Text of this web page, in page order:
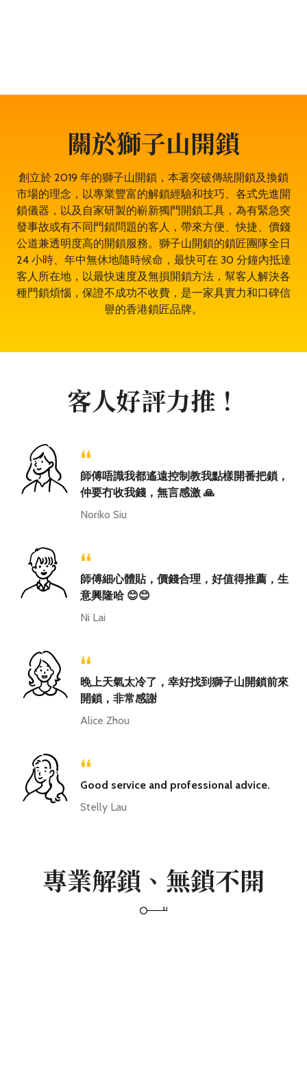
關於獅子山開鎖
創立於 2019 年的獅子山開鎖，本著突破傳統開鎖及換鎖
市場的理念，以專業豐富的解鎖經驗和技巧、各式先進開
鎖儀器，以及自家研製的嶄新獨門開鎖工具，為有緊急突
發事故或有不同門鎖問題的客人，帶來方便、快捷、價錢
公道兼透明度高的開鎖服務。獅子山開鎖的鎖匠團隊全日
24 小時、年中無休地隨時候命，最快可在 30 分鐘內抵達
客人所在地，以最快速度及無損開鎖方法，幫客人解決各
種門鎖煩惱，保證不成功不收費，是一家具實力和口碑信
譽的香港鎖匠品牌。
客人好評力推！
“
師傅唔識我都遙遠控制教我點樣開番把鎖，
仲要冇收我錢，無言感激 🙏
Noriko Siu
“
師傅細心體貼，價錢合理，好值得推薦，生
意興隆哈 😊😊
Ni Lai
“
晚上天氣太冷了，幸好找到獅子山開鎖前來
開鎖，非常感謝
Alice Zhou
“
Good service and professional advice.
Stelly Lau
專業解鎖、無鎖不開